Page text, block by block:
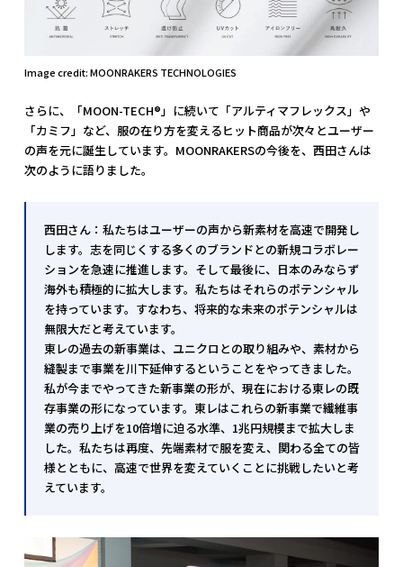
Image credit: MOONRAKERS TECHNOLOGIES
さらに、「MOON-TECH®︎」に続いて「アルティマフレックス」や
「カミフ」など、服の在り方を変えるヒット商品が次々とユーザー
の声を元に誕生しています。MOONRAKERSの今後を、西田さんは
次のように語りました。
西田さん：私たちはユーザーの声から新素材を高速で開発し
します。志を同じくする多くのブランドとの新規コラボレー
ションを急速に推進します。そして最後に、日本のみならず
海外も積極的に拡大します。私たちはそれらのポテンシャル
を持っています。すなわち、将来的な未来のポテンシャルは
無限大だと考えています。
東レの過去の新事業は、ユニクロとの取り組みや、素材から
縫製まで事業を川下延伸するということをやってきました。
私が今までやってきた新事業の形が、現在における東レの既
存事業の形になっています。東レはこれらの新事業で繊維事
業の売り上げを10倍増に迫る水準、1兆円規模まで拡大しま
した。私たちは再度、先端素材で服を変え、関わる全ての皆
様とともに、高速で世界を変えていくことに挑戦したいと考
えています。